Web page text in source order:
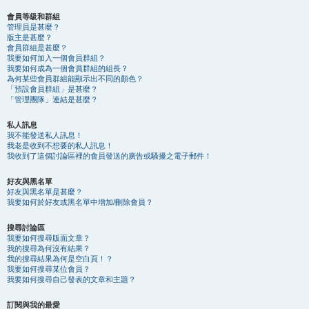
會員等級和群組
管理員是甚麼？
版主是甚麼？
會員群組是甚麼？
我要如何加入一個會員群組？
我要如何成為一個會員群組的組長？
為何某些會員群組能顯示出不同的顏色？
「預設會員群組」是甚麼？
「管理團隊」連結是甚麼？
私人訊息
我不能發送私人訊息！
我老是收到不想要的私人訊息！
我收到了這個討論區裡的會員發送的廣告或騷擾之電子郵件！
好友與黑名單
好友與黑名單是甚麼？
我要如何於好友或黑名單中增加/刪除會員？
搜尋討論區
我要如何搜尋版面文章？
我的搜尋為何沒有結果？
我的搜尋結果為何是空白頁！？
我要如何搜尋某位會員？
我要如何搜尋自己發表的文章和主題？
訂閱與我的最愛